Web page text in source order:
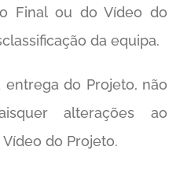
Final ou do Vídeo do
da equipa.
do Projeto, não
alterações ao
do Projeto.